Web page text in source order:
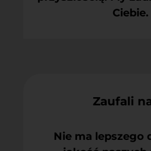
Ciebie.
Zaufali
Nie ma lepszego